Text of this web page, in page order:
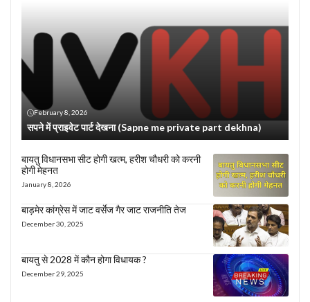
February 8, 2026
सपने में प्राइवेट पार्ट देखना (Sapne me private part dekhna)
बायतु विधानसभा सीट होगी खत्म, हरीश चौधरी को करनी
होगी मेहनत
January 8, 2026
बाड़मेर कांग्रेस में जाट वर्सेज गैर जाट राजनीति तेज
December 30, 2025
बायतु से 2028 में कौन होगा विधायक ?
December 29, 2025